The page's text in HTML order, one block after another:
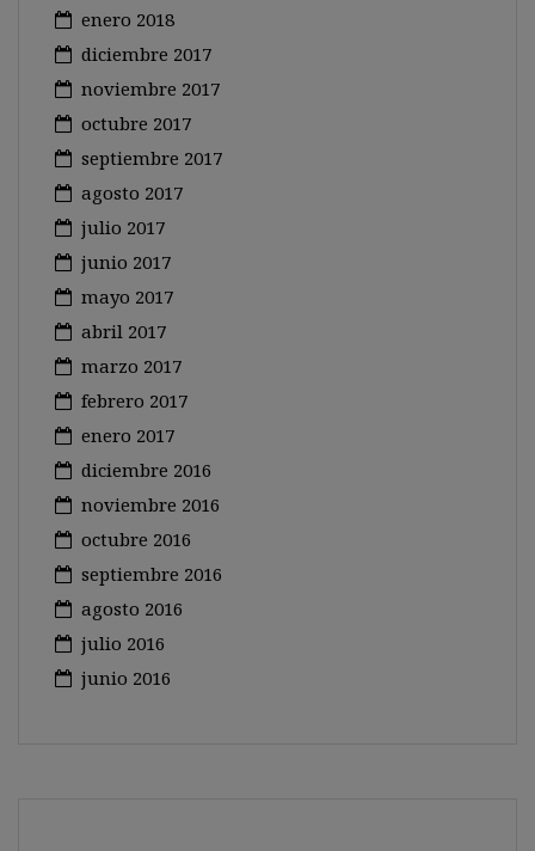
enero 2018
diciembre 2017
noviembre 2017
octubre 2017
septiembre 2017
agosto 2017
julio 2017
junio 2017
mayo 2017
abril 2017
marzo 2017
febrero 2017
enero 2017
diciembre 2016
noviembre 2016
octubre 2016
septiembre 2016
agosto 2016
julio 2016
junio 2016